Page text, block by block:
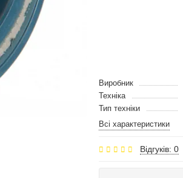
Виробник
Техніка
Тип техніки
Всі характеристики
Відгуків: 0